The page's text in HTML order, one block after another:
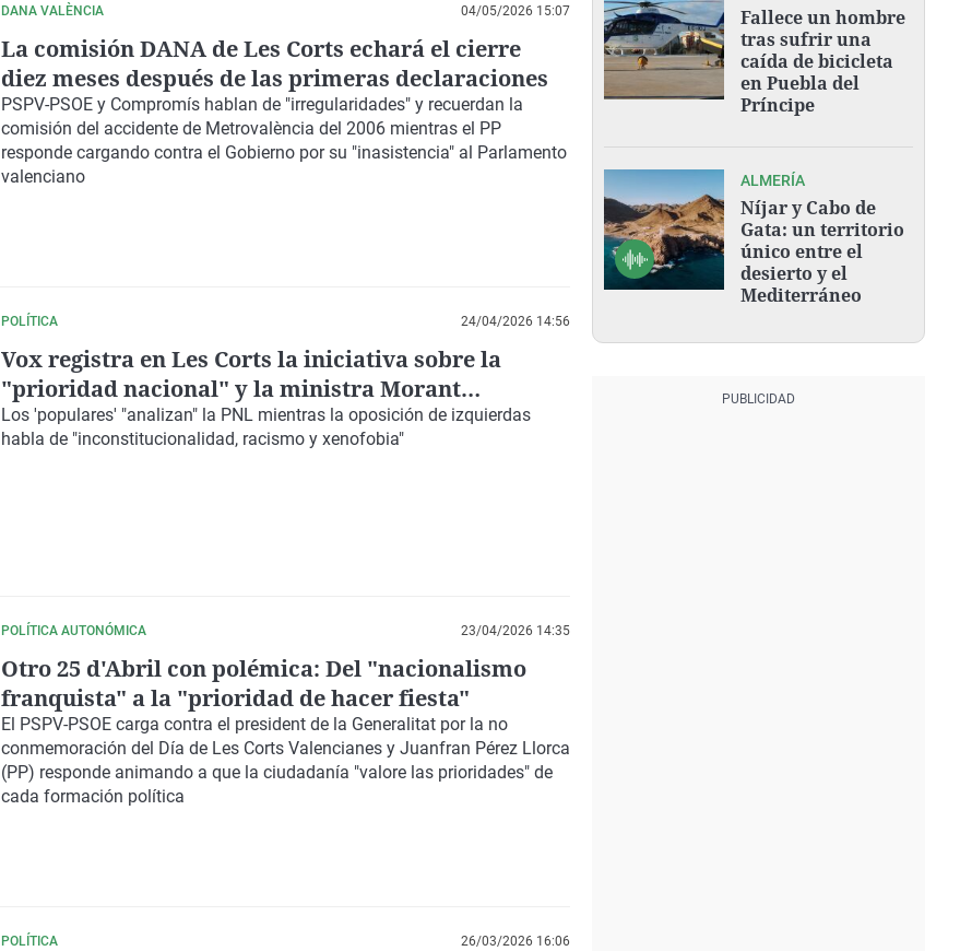
DANA VALÈNCIA 04/05/2026 15:07
La comisión DANA de Les Corts echará el cierre
diez meses después de las primeras declaraciones
PSPV-PSOE y Compromís hablan de "irregularidades" y recuerdan la
comisión del accidente de Metrovalència del 2006 mientras el PP
responde cargando contra el Gobierno por su "inasistencia" al Parlamento
valenciano
POLÍTICA 24/04/2026 14:56
Vox registra en Les Corts la iniciativa sobre la
"prioridad nacional" y la ministra Morant
responde: "Tendrán al Gobierno enfrente"
Los 'populares' "analizan" la PNL mientras la oposición de izquierdas
habla de "inconstitucionalidad, racismo y xenofobia"
POLÍTICA AUTONÓMICA 23/04/2026 14:35
Otro 25 d'Abril con polémica: Del "nacionalismo
franquista" a la "prioridad de hacer fiesta"
El PSPV-PSOE carga contra el president de la Generalitat por la no
conmemoración del Día de Les Corts Valencianes y Juanfran Pérez Llorca
(PP) responde animando a que la ciudadanía "valore las prioridades" de
cada formación política
POLÍTICA 26/03/2026 16:06
Fallece un hombre
tras sufrir una
caída de bicicleta
en Puebla del
Príncipe
ALMERÍA
Níjar y Cabo de
Gata: un territorio
único entre el
desierto y el
Mediterráneo